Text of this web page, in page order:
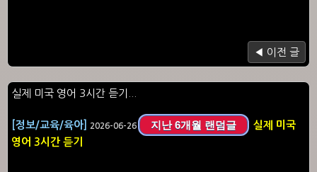
◀ 이전 글
실제 미국 영어 3시간 듣기...
[정보/교육/육아] 2026-06-26 지난 6개월 랜덤글
실제 미국
영어 3시간 듣기